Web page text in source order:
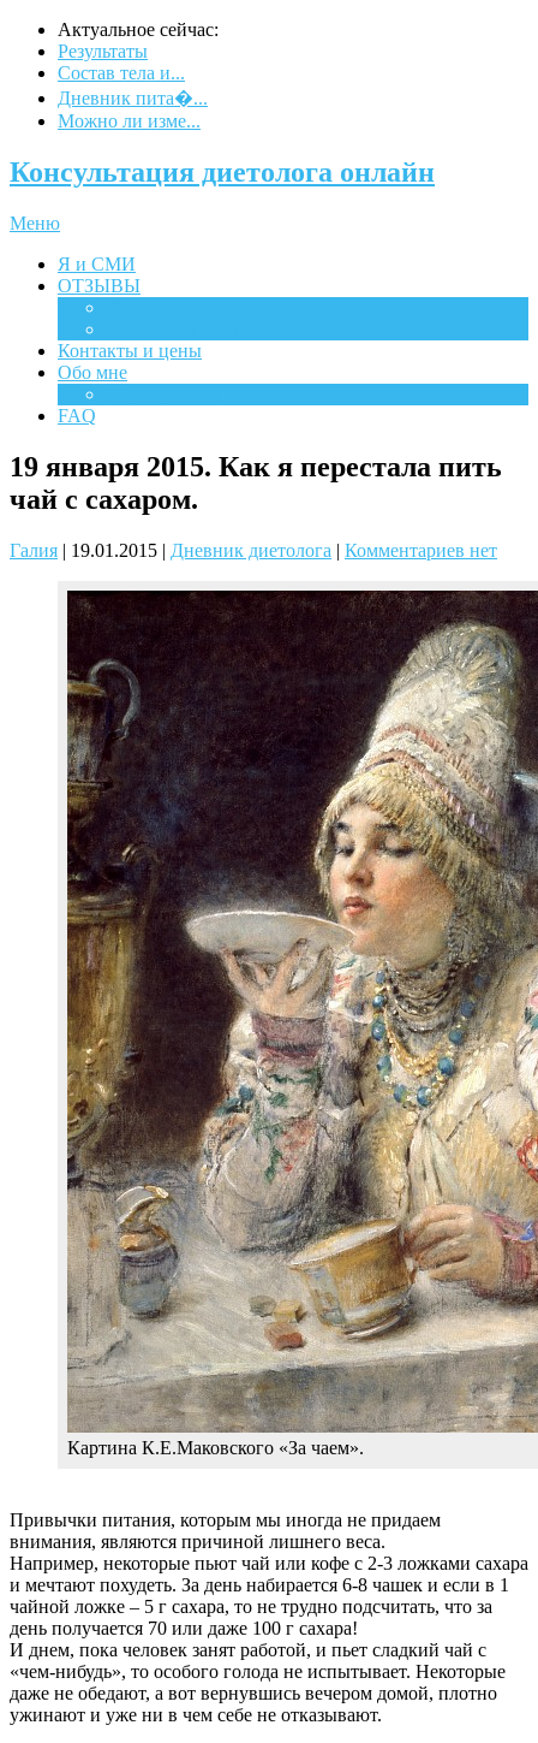
Актуальное сейчас:
Результаты
Состав тела и...
Дневник пита�...
Можно ли изме...
Консультация диетолога онлайн
Меню
Я и СМИ
ОТЗЫВЫ
Контакты и цены
Обо мне
FAQ
19 января 2015. Как я перестала пить
чай с сахаром.
Галия | 19.01.2015 | Дневник диетолога | Комментариев нет
Картина К.Е.Маковского «За чаем».
Привычки питания, которым мы иногда не придаем
внимания, являются причиной лишнего веса.
Например, некоторые пьют чай или кофе с 2-3 ложками сахара
и мечтают похудеть. За день набирается 6-8 чашек и если в 1
чайной ложке – 5 г сахара, то не трудно подсчитать, что за
день получается 70 или даже 100 г сахара!
И днем, пока человек занят работой, и пьет сладкий чай с
«чем-нибудь», то особого голода не испытывает. Некоторые
даже не обедают, а вот вернувшись вечером домой, плотно
ужинают и уже ни в чем себе не отказывают.